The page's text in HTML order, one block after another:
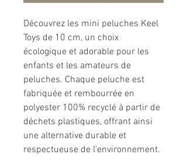
Découvrez les mini peluches Keel
Toys de 10 cm, un choix
écologique et adorable pour les
enfants et les amateurs de
peluches. Chaque peluche est
fabriquée et rembourrée en
polyester 100% recyclé à partir de
déchets plastiques, offrant ainsi
une alternative durable et
respectueuse de l'environnement.